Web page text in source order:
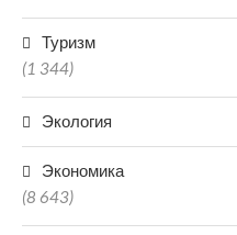
Туризм
(1 344)
Экология
Экономика
(8 643)